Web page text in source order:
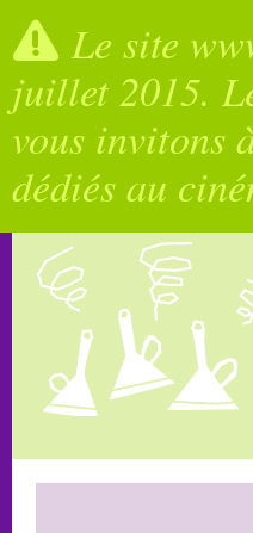
Le site
juillet 2015.
vous invitons
dédiés au